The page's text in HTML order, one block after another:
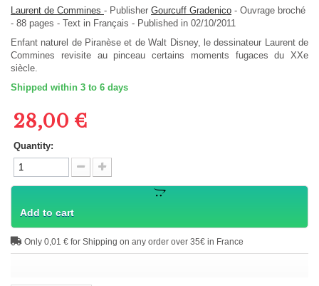
Laurent de Commines - Publisher Gourcuff Gradenico - Ouvrage broché
- 88 pages - Text in Français - Published in 02/10/2011
Enfant naturel de Piranèse et de Walt Disney, le dessinateur Laurent de
Commines revisite au pinceau certains moments fugaces du XXe
siècle.
Shipped within 3 to 6 days
28,00 €
Quantity:
Add to cart
Only 0,01 € for Shipping on any order over 35€ in France